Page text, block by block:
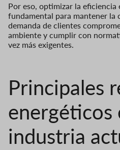
Por eso, optimizar la
fundamental para mantener la
demanda de clientes
ambiente y cumplir con
vez más exigentes.
Principales
energéticos
industria